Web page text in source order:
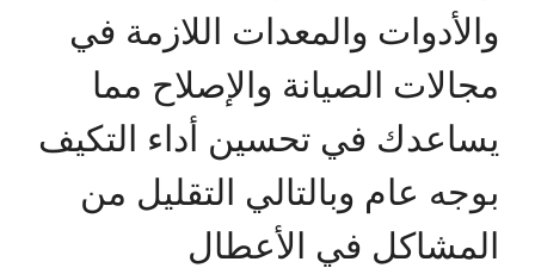
والأدوات والمعدات اللازمة في
مجالات الصيانة والإصلاح مما
يساعدك في تحسين أداء التكيف
بوجه عام وبالتالي التقليل من
المشاكل في الأعطال